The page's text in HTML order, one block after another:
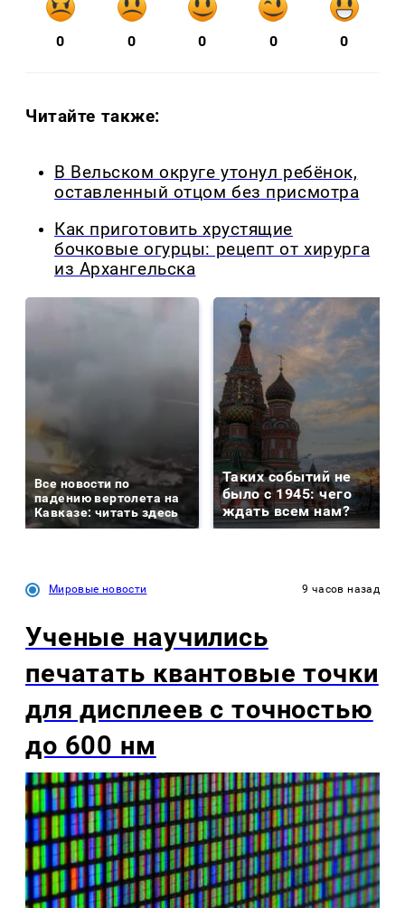
0 0 0 0 0
Читайте также:
В Вельском округе утонул ребёнок,
оставленный отцом без присмотра
Как приготовить хрустящие
бочковые огурцы: рецепт от хирурга
из Архангельска
Все новости по
падению вертолета на
Кавказе: читать здесь
Таких событий не
было с 1945: чего
ждать всем нам?
Мировые новости 9 часов назад
Ученые научились
печатать квантовые точки
для дисплеев с точностью
до 600 нм